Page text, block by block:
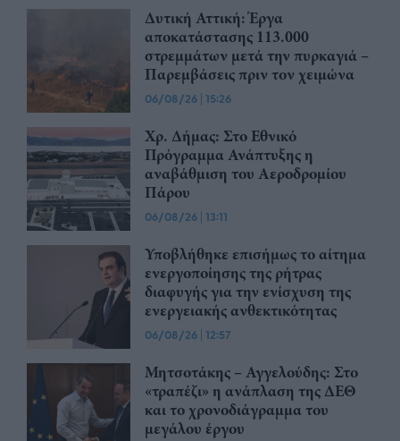
Δυτική Αττική: Έργα
αποκατάστασης 113.000
στρεμμάτων μετά την πυρκαγιά –
Παρεμβάσεις πριν τον χειμώνα
06/08/26 | 15:26
Χρ. Δήμας: Στο Εθνικό
Πρόγραμμα Ανάπτυξης η
αναβάθμιση του Αεροδρομίου
Πάρου
06/08/26 | 13:11
Υποβλήθηκε επισήμως το αίτημα
ενεργοποίησης της ρήτρας
διαφυγής για την ενίσχυση της
ενεργειακής ανθεκτικότητας
06/08/26 | 12:57
Μητσοτάκης – Αγγελούδης: Στο
«τραπέζι» η ανάπλαση της ΔΕΘ
και το χρονοδιάγραμμα του
μεγάλου έργου